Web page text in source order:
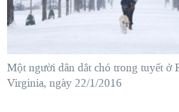
"Tìm"NGƯỜI VIỆT HẢI NGOẠI
KINH TẾ
KHOA HỌC
TẠI
HÀNH TRÌNH BẦU CỬ 2024
GIẢI MÃ VÀNH ĐAI & CON ĐƯỜNG
NGÀY TỊ NẠN THẾ GIỚI
VIDEO
MẠNG XÃ HỘI
Một người dân dắt chó trong tuyết ở
Virginia, ngày 22/1/2016